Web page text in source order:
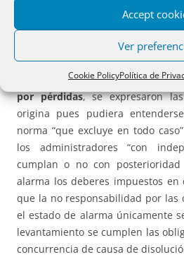
Accept
Ver
Cookie PolicyPolítica de
pronunciar “sobre la distribución
a reservas, debiéndose limitar a
anuales reflejan la imagen fiel de la
7ª. Sobre el art. 40.12 relativo al
por pérdidas, se expresaron
origina pues pudiera
norma “que excluye en todo
los administradores “con
cumplan o no con
alarma los deberes impuestos
que la no responsabilidad por las
el estado de alarma únicamente
levantamiento se cumplen las
concurrencia de causa de